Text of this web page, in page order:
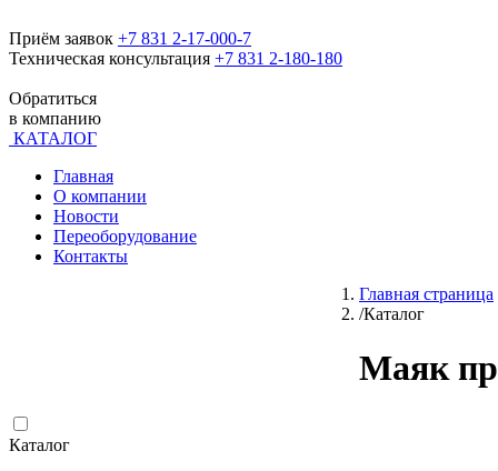
Приём заявок +7 831 2-17-000-7
Техническая консультация +7 831 2-180-180
Обратиться
в компанию
КАТАЛОГ
Главная
О компании
Новости
Переоборудование
Контакты
Главная страница
/Каталог
Маяк
Каталог